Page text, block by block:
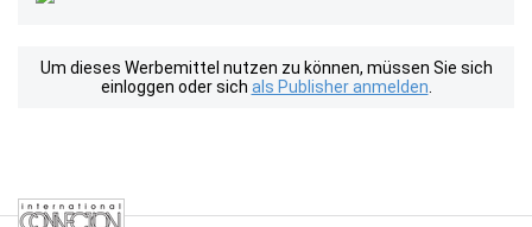
Um dieses Werbemittel nutzen zu können, müssen Sie sich
einloggen oder sich als Publisher anmelden